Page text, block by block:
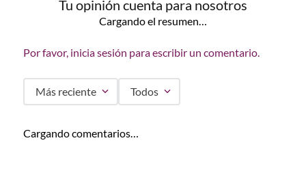
Tu opinión cuenta para nosotros
Cargando el resumen…
Por favor, inicia sesión para escribir un comentario.
Más reciente Todos
Cargando comentarios…